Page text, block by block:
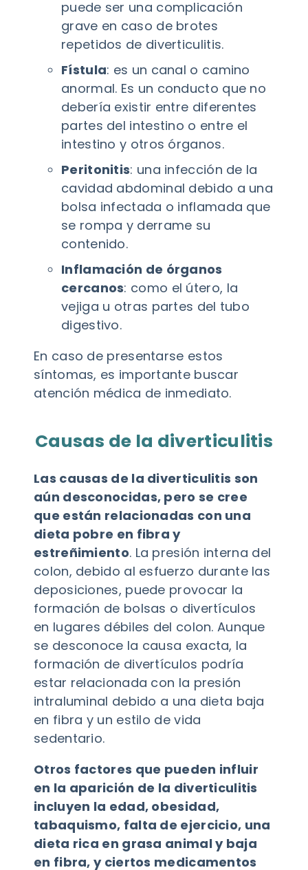
puede ser una complicación
grave en caso de brotes
repetidos de diverticulitis.
Fístula: es un canal o camino
anormal. Es un conducto que no
debería existir entre diferentes
partes del intestino o entre el
intestino y otros órganos.
Peritonitis: una infección de la
cavidad abdominal debido a una
bolsa infectada o inflamada que
se rompa y derrame su
contenido.
Inflamación de órganos
cercanos: como el útero, la
vejiga u otras partes del tubo
digestivo.
En caso de presentarse estos
síntomas, es importante buscar
atención médica de inmediato.
Causas de la diverticulitis
Las causas de la diverticulitis son
aún desconocidas, pero se cree
que están relacionadas con una
dieta pobre en fibra y
estreñimiento. La presión interna del
colon, debido al esfuerzo durante las
deposiciones, puede provocar la
formación de bolsas o divertículos
en lugares débiles del colon. Aunque
se desconoce la causa exacta, la
formación de divertículos podría
estar relacionada con la presión
intraluminal debido a una dieta baja
en fibra y un estilo de vida
sedentario.
Otros factores que pueden influir
en la aparición de la diverticulitis
incluyen la edad, obesidad,
tabaquismo, falta de ejercicio, una
dieta rica en grasa animal y baja
en fibra, y ciertos medicamentos